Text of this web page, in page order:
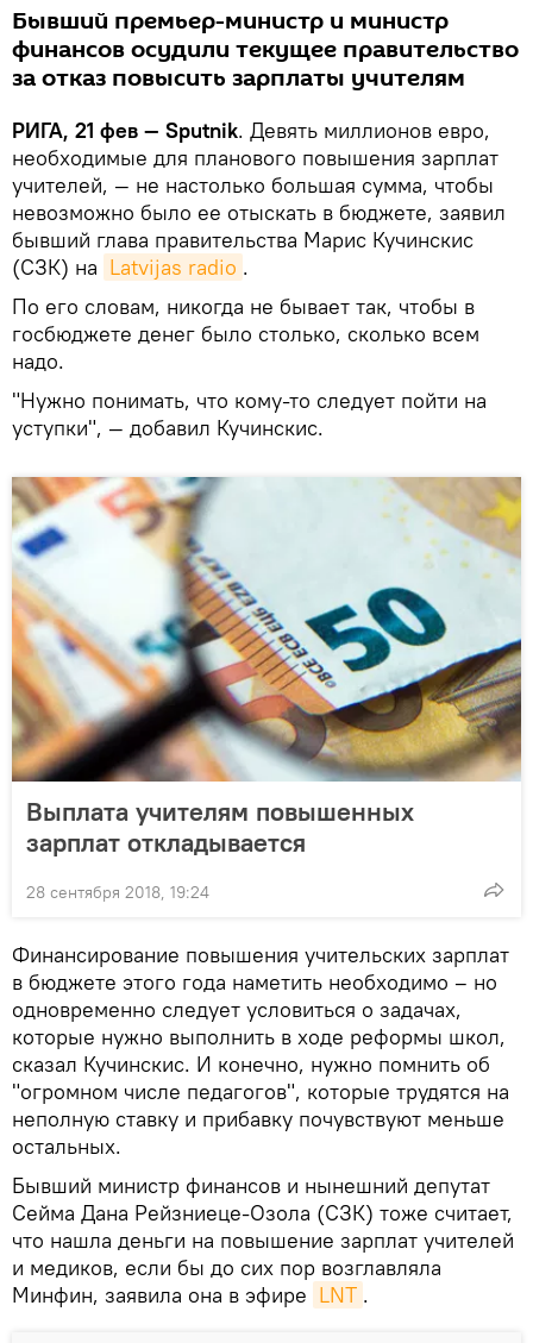
Бывший премьер-министр и министр
финансов осудили текущее правительство
за отказ повысить зарплаты учителям
РИГА, 21 фев — Sputnik. Девять миллионов евро,
необходимые для планового повышения зарплат
учителей, — не настолько большая сумма, чтобы
невозможно было ее отыскать в бюджете, заявил
бывший глава правительства Марис Кучинскис
(СЗК) на Latvijas radio .
По его словам, никогда не бывает так, чтобы в
госбюджете денег было столько, сколько всем
надо.
"Нужно понимать, что кому-то следует пойти на
уступки", — добавил Кучинскис.
Выплата учителям повышенных
зарплат откладывается
28 сентября 2018, 19:24
Финансирование повышения учительских зарплат
в бюджете этого года наметить необходимо – но
одновременно следует условиться о задачах,
которые нужно выполнить в ходе реформы школ,
сказал Кучинскис. И конечно, нужно помнить об
"огромном числе педагогов", которые трудятся на
неполную ставку и прибавку почувствуют меньше
остальных.
Бывший министр финансов и нынешний депутат
Сейма Дана Рейзниеце-Озола (СЗК) тоже считает,
что нашла деньги на повышение зарплат учителей
и медиков, если бы до сих пор возглавляла
Минфин, заявила она в эфире LNT .